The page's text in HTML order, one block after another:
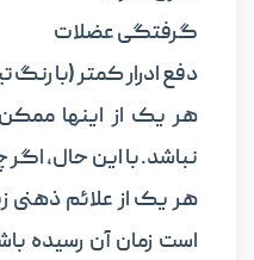
گرفتگی عضلات
دفع ادرار کمتر (با رنگ
هر یک از اینها
نباشد. با این حال، اگر
هر یک از علائم ذهنی
است زمان آن رسیده